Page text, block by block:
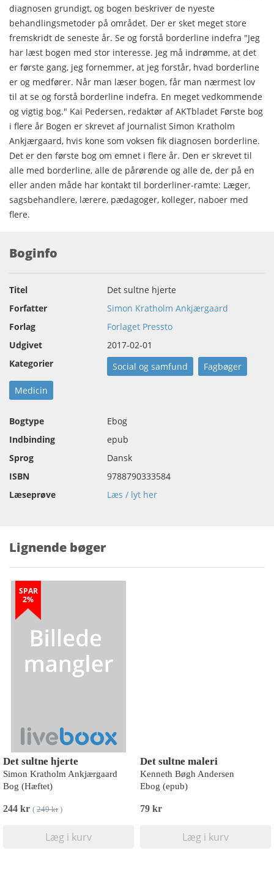
diagnosen grundigt, og bogen beskriver de nyeste
behandlingsmetoder på området. Der er sket meget store
fremskridt de seneste år. Se og forstå borderline indefra "Jeg
har læst bogen med stor interesse. Jeg må indrømme, at det
er første gang, jeg fornemmer, at jeg forstår, hvad borderline
er og medfører. Når man læser bogen, får man nærmest lov
til at se og forstå borderline indefra. En meget vedkommende
og vigtig bog." Kai Pedersen, redaktør af AKTbladet Første bog
i flere år Bogen er skrevet af journalist Simon Kratholm
Ankjærgaard, hvis kone som voksen fik diagnosen borderline.
Det er den første bog om emnet i flere år. Den er skrevet til
alle med borderline, alle de pårørende og alle de, der på en
eller anden måde har kontakt til borderliner-ramte: Læger,
sagsbehandlere, lærere, pædagoger, kolleger, naboer med
flere.
Boginfo
Titel
Det sultne hjerte
Forfatter
Simon Kratholm Ankjærgaard
Forlag
Forlaget Pressto
Udgivet
2017-02-01
Kategorier
Social og samfund Fagbøger
Medicin
Bogtype
Ebog
Indbinding
epub
Sprog
Dansk
ISBN
9788790333584
Læseprøve
Læs / lyt her
Lignende bøger
SPAR
2%
Det sultne hjerte
Simon Kratholm Ankjærgaard
Bog (Hæftet)
244 kr ( 249 kr)
Læg i kurv
Det sultne maleri
Kenneth Bøgh Andersen
Ebog (epub)
79 kr
Læg i kurv